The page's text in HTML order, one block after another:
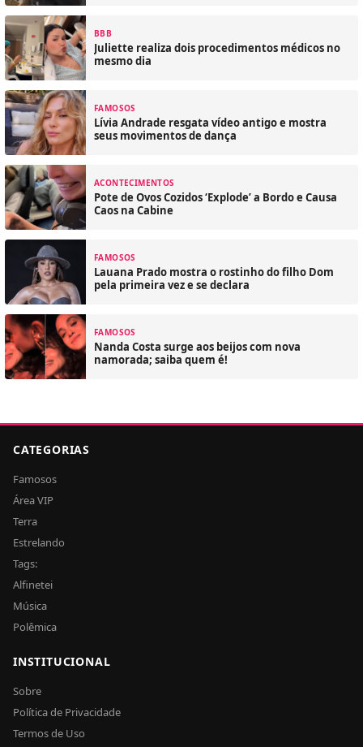
BBB
Juliette realiza dois procedimentos médicos no
mesmo dia
FAMOSOS
Lívia Andrade resgata vídeo antigo e mostra
seus movimentos de dança
ACONTECIMENTOS
Pote de Ovos Cozidos ‘Explode’ a Bordo e Causa
Caos na Cabine
FAMOSOS
Lauana Prado mostra o rostinho do filho Dom
pela primeira vez e se declara
FAMOSOS
Nanda Costa surge aos beijos com nova
namorada; saiba quem é!
CATEGORIAS
Famosos
Área VIP
Terra
Estrelando
Tags:
Alfinetei
Música
Polêmica
INSTITUCIONAL
Sobre
Política de Privacidade
Termos de Uso